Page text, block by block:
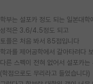
학부는 설포카 정도 되는 일본대학
성적은 3.6/4.5정도 되고
토플은 처음 봐서 85점입니다
학과를 제어공학에서 갈아타려다 보
다른 스펙이 전혀 없어서 설포카는
(학점으로도 무리라고 들었습니다)